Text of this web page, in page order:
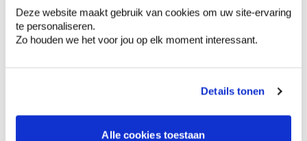
Deze website maakt gebruik van cookies om uw site-ervaring
te personaliseren.
Zo houden we het voor jou op elk moment interessant.
Details tonen
Alle cookies toestaan
Modern